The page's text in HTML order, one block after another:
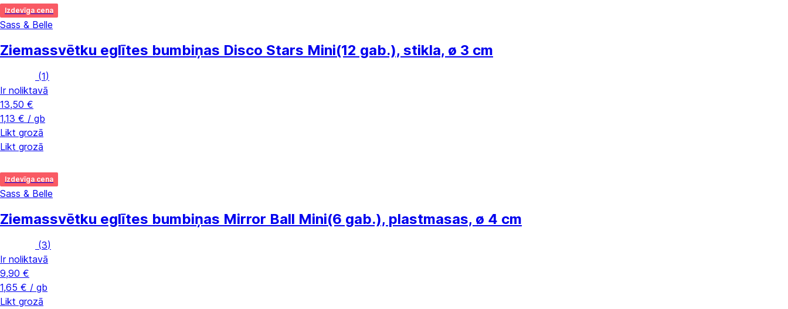
Izdevīga cena
Sass & Belle
Ziemassvētku eglītes bumbiņas Disco Stars Mini(12 gab.), stikla, ø 3 cm
(1)
Ir noliktavā
13,50 €
1,13 € / gb
Likt grozā
Likt grozā
Izdevīga cena
Sass & Belle
Ziemassvētku eglītes bumbiņas Mirror Ball Mini(6 gab.), plastmasas, ø 4 cm
(3)
Ir noliktavā
9,90 €
1,65 € / gb
Likt grozā